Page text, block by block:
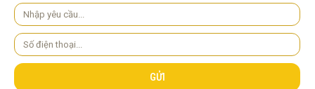
Yêu
cầu
Số
điện
thoại
GỬI